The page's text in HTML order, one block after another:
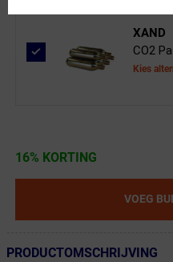
XAND
CO2
Kies
16% KORTING
VOEG
← Terug naar productnavigatie
PRODUCTOMSCHRIJVING